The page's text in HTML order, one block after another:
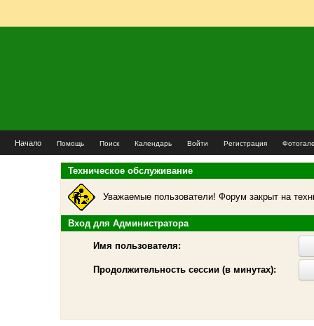
Начало Помощь Поиск Календарь Войти Регистрация
Техническое обслуживание
Уважаемые пользователи! Форум закрыт на
Вход для Администратора
Имя пользователя:
Продолжительность сессии (в минутах):